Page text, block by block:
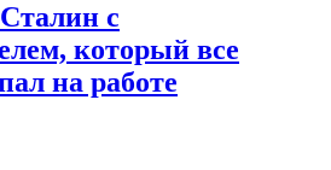
с
который все
на работе